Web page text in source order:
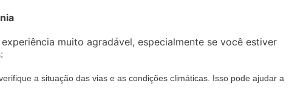
muito agradável, especialmente se você estiver
a situação das vias e as condições climáticas. Isso pode ajudar a